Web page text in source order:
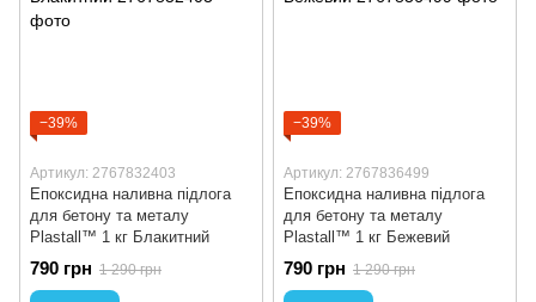
−39%
Артикул: 2767832403
Епоксидна наливна підлога
для бетону та металу
Plastall™ 1 кг Блакитний
790 грн 1 290 грн
−39%
Артикул: 2767836499
Епоксидна наливна підлога
для бетону та металу
Plastall™ 1 кг Бежевий
790 грн 1 290 грн